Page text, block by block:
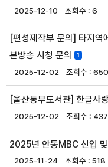
2025-12-10 6
[편성제작부 문의] 타지
본방송 시청 문의
1
2025-12-02 650
[울산동부도서관] 한글사
2025-12-02 437
2025년 안동MBC 신입
2025-11-24 518